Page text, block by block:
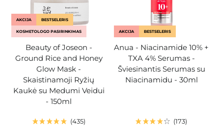
AKCIJA BESTSELERIS
KOSMETOLOGO PASIRINKIMAS
Beauty of Joseon -
Ground Rice and Honey
Glow Mask -
Skaistinamoji Ryžių
Kaukė su Medumi Veidui
- 150ml
435
AKCIJA BESTSELERIS
Anua - Niacinamide 10% +
TXA 4% Serumas -
Šviesinantis Serumas su
Niacinamidu - 30ml
173